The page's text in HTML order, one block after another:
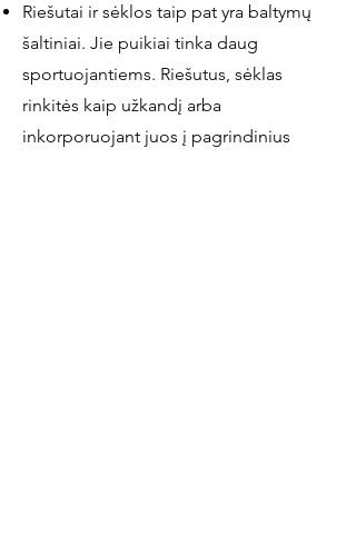
Riešutai ir sėklos taip pat yra baltymų
šaltiniai. Jie puikiai tinka daug
sportuojantiems. Riešutus, sėklas
rinkitės kaip užkandį arba
inkorporuojant juos į pagrindinius